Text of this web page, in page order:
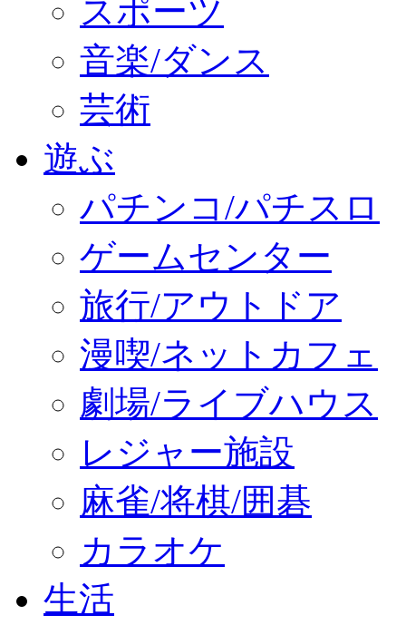
スポーツ
音楽/ダンス
芸術
遊ぶ
パチンコ/パチスロ
ゲームセンター
旅行/アウトドア
漫喫/ネットカフェ
劇場/ライブハウス
レジャー施設
麻雀/将棋/囲碁
カラオケ
生活